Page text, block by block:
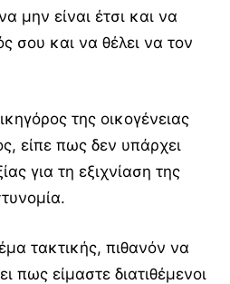
μην είναι έτσι και να
σου και να θέλει να τον
της οικογένειας
είπε πως δεν υπάρχει
για τη εξιχνίαση της
τακτικής, πιθανόν να
πως είμαστε διατιθέμενοι